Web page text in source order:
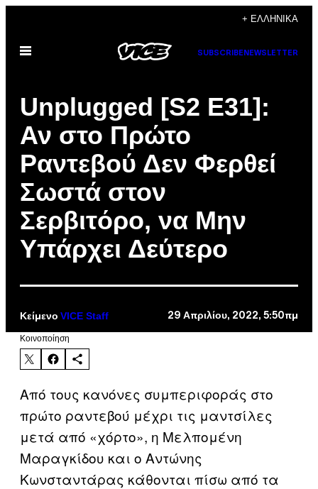
περιεχόμενο
+ ΕΛΛΗΝΙΚΆ
Ανοίξτε
SUBSCRIBE NEWSLETTER
Unplugged [S2 E31]:
Αν στο Πρώτο
Ραντεβού Δεν Φερθεί
Σωστά στον
Σερβιτόρο, να Μην
Υπάρχει Δεύτερο
Κείμενο VICE Staff 29 Απριλίου, 2022, 5:50πμ
Kοινοποίηση
Από τους κανόνες συμπεριφοράς στο
πρώτο ραντεβού μέχρι τις μαντσίλες
μετά από «χόρτο», η Μελπομένη
Μαραγκίδου και ο Αντώνης
Κωνσταντάρας κάθονται πίσω από τα